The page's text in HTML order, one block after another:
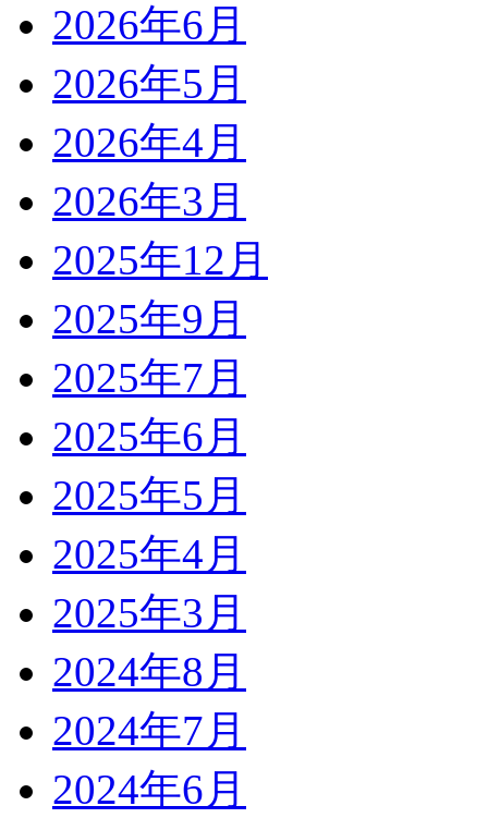
2026年6月
2026年5月
2026年4月
2026年3月
2025年12月
2025年9月
2025年7月
2025年6月
2025年5月
2025年4月
2025年3月
2024年8月
2024年7月
2024年6月